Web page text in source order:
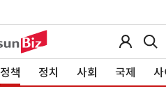
정책 정치 사회 국제 사